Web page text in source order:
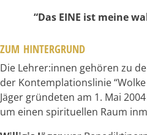
“Das EINE ist meine
ZUM HINTERGRUND
Die Lehrer:innen gehören zu
der Kontemplationslinie
Jäger gründeten am 1. Mai
um einen spirituellen Raum